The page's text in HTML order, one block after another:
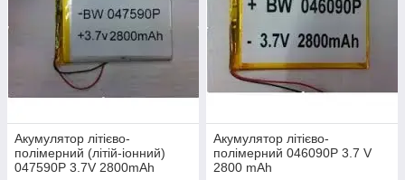
Акумулятор літієво-
полімерний (літій-іонний)
047590P 3.7V 2800mAh
Акумулятор літієво-
полімерний 046090P 3.7 V
2800 mAh